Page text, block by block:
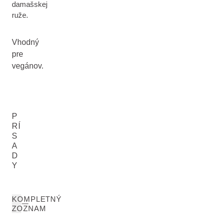
damašskej
ruže.
Vhodný
pre
vegánov.
P
RÍ
S
A
D
Y
KOMPLETNÝ
ZOZNAM